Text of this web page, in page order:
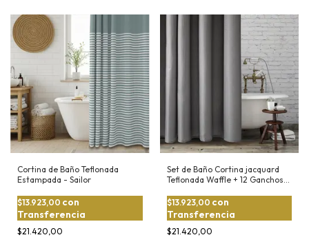
Cortina de Baño Teflonada
Estampada - Sailor
$21.420,00
$13.923,00 con
Transferencia
Set de Baño Cortina jacquard
Teflonada Waffle + 12 Ganchos
$21.420,00
$13.923,00 con
Transferencia